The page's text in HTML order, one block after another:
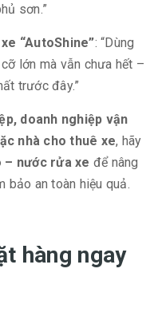
sơn.”
“AutoShine”: “Dùng
lớn mà vẫn chưa hết –
trước đây.”
doanh nghiệp vận
nhà cho thuê xe, hãy
– nước rửa xe để nâng
bảo an toàn hiệu quả.
hàng ngay